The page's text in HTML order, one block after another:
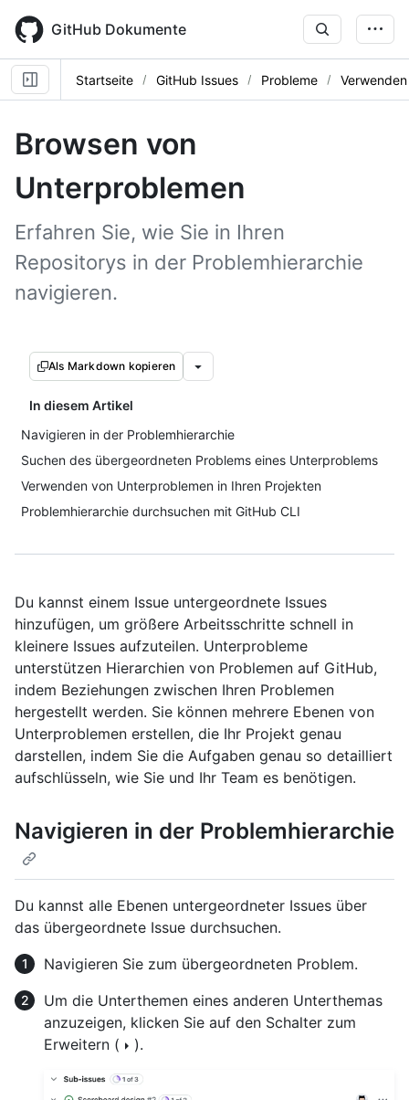
main
content
GitHub Dokumente
Startseite GitHub Issues Probleme
Browsen von
Unterproblemen
Erfahren Sie, wie Sie in Ihren
Repositorys in der Problemhierarchie
navigieren.
Als Markdown kopieren
In diesem Artikel
Navigieren in der Problemhierarchie
Suchen des übergeordneten Problems eines Unterproblems
Verwenden von Unterproblemen in Ihren Projekten
Problemhierarchie durchsuchen mit GitHub CLI
Du kannst einem Issue untergeordnete Issues
hinzufügen, um größere Arbeitsschritte schnell in
kleinere Issues aufzuteilen. Unterprobleme
unterstützen Hierarchien von Problemen auf GitHub,
indem Beziehungen zwischen Ihren Problemen
hergestellt werden. Sie können mehrere Ebenen von
Unterproblemen erstellen, die Ihr Projekt genau
darstellen, indem Sie die Aufgaben genau so detailliert
aufschlüsseln, wie Sie und Ihr Team es benötigen.
Navigieren in der Problemhierarchie
Du kannst alle Ebenen untergeordneter Issues über
das übergeordnete Issue durchsuchen.
Navigieren Sie zum übergeordneten Problem.
Um die Unterthemen eines anderen Unterthemas
anzuzeigen, klicken Sie auf den Schalter zum
Erweitern (
).